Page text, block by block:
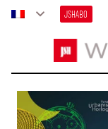
JSHABO